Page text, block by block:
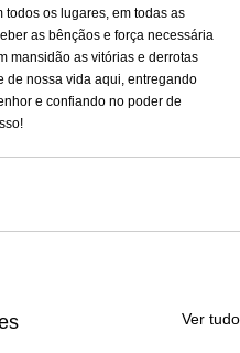
todos os lugares, em todas as
as bênçãos e força necessária
mansidão as vitórias e derrotas
de nossa vida aqui, entregando
e confiando no poder de
Ver tudo